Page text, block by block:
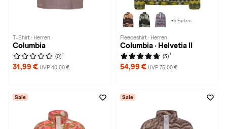
T-Shirt · Herren
Columbia
(0) 1
31,99 € UVP 40,00 €
+5 Farben
Fleeceshirt · Herren
Columbia · Helvetia II
(3) 1
54,99 € UVP 75,00 €
Sale Sale